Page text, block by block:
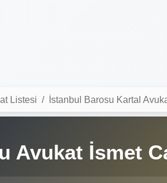
Listesi İstanbul Barosu Kartal
Avukat İsmet